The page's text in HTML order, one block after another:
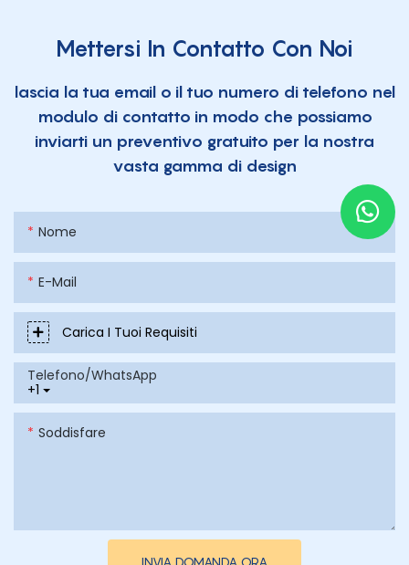
Mettersi In Contatto Con Noi
lascia la tua email o il tuo numero di telefono nel
modulo di contatto in modo che possiamo
inviarti un preventivo gratuito per la nostra
vasta gamma di design
Nome
E-Mail
Carica I Tuoi Requisiti
+1
Telefono/WhatsApp
Soddisfare